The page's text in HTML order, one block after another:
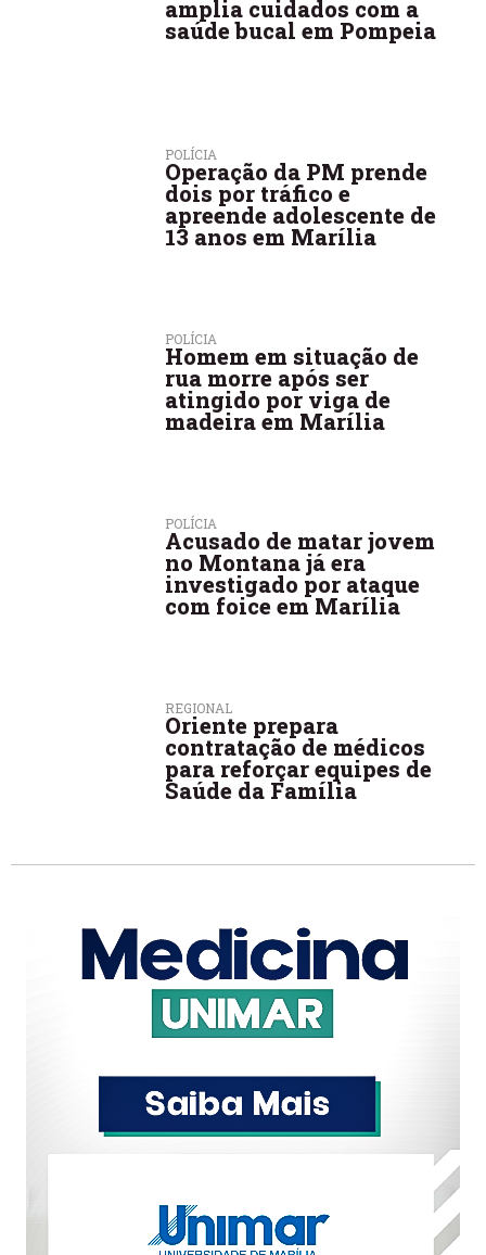
amplia cuidados com a
saúde bucal em Pompeia
POLÍCIA
Operação da PM prende
dois por tráfico e
apreende adolescente de
13 anos em Marília
POLÍCIA
Homem em situação de
rua morre após ser
atingido por viga de
madeira em Marília
POLÍCIA
Acusado de matar jovem
no Montana já era
investigado por ataque
com foice em Marília
REGIONAL
Oriente prepara
contratação de médicos
para reforçar equipes de
Saúde da Família